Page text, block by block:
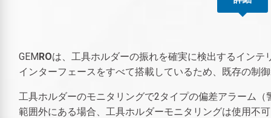
GEMROは、工具ホルダーの振れを確実に検出するイン
インターフェースをすべて搭載しているため、既存の制
工具ホルダーのモニタリングで2タイプの偏差アラーム
範囲外にある場合、工具ホルダーモニタリングは使用不